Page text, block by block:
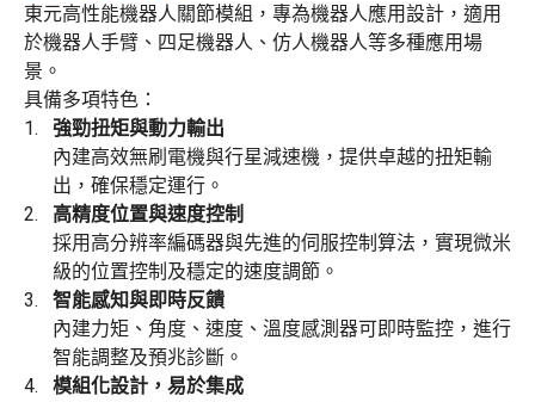
東元高性能機器人關節模組，專為機器人應用設計，適用
於機器人手臂、四足機器人、仿人機器人等多種應用場
景。
具備多項特色：
強勁扭矩與動力輸出
內建高效無刷電機與行星減速機，提供卓越的扭矩輸
出，確保穩定運行。
高精度位置與速度控制
採用高分辨率編碼器與先進的伺服控制算法，實現微米
級的位置控制及穩定的速度調節。
智能感知與即時反饋
內建力矩、角度、速度、溫度感測器可即時監控，進行
智能調整及預兆診斷。
模組化設計，易於集成